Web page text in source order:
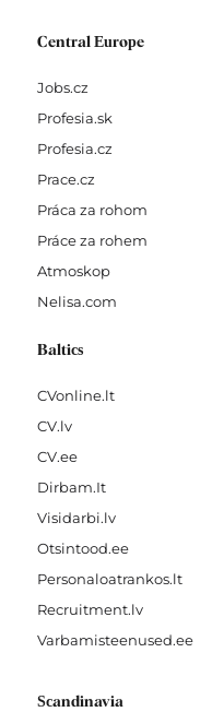
Central Europe
Jobs.cz
Profesia.sk
Profesia.cz
Prace.cz
Práca za rohom
Práce za rohem
Atmoskop
Nelisa.com
Baltics
CVonline.lt
CV.lv
CV.ee
Dirbam.It
Visidarbi.lv
Otsintood.ee
Personaloatrankos.lt
Recruitment.lv
Varbamisteenused.ee
Scandinavia